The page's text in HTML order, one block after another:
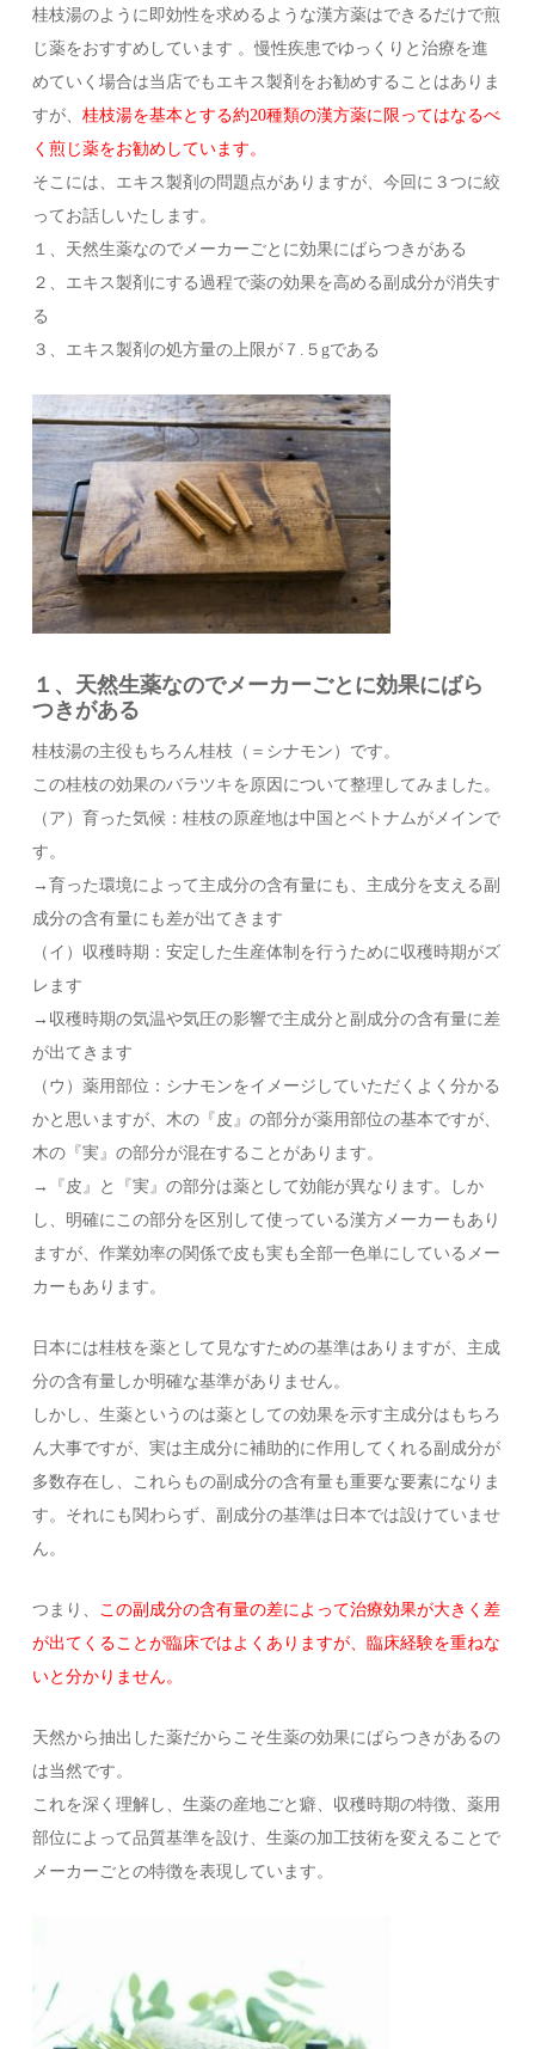
桂枝湯のように即効性を求めるような漢方薬はできるだけで煎
じ薬をおすすめしています 。慢性疾患でゆっくりと治療を進
めていく場合は当店でもエキス製剤をお勧めすることはありま
すが、桂枝湯を基本とする約20種類の漢方薬に限ってはなるべ
く煎じ薬をお勧めしています。
そこには、エキス製剤の問題点がありますが、今回に３つに絞
ってお話しいたします。
１、天然生薬なのでメーカーごとに効果にばらつきがある
２、エキス製剤にする過程で薬の効果を高める副成分が消失す
る
３、エキス製剤の処方量の上限が７.５gである
１、天然生薬なのでメーカーごとに効果にばら
つきがある
桂枝湯の主役もちろん桂枝（＝シナモン）です。
この桂枝の効果のバラツキを原因について整理してみました。
（ア）育った気候：桂枝の原産地は中国とベトナムがメインで
す。
→育った環境によって主成分の含有量にも、主成分を支える副
成分の含有量にも差が出てきます
（イ）収穫時期：安定した生産体制を行うために収穫時期がズ
レます
→収穫時期の気温や気圧の影響で主成分と副成分の含有量に差
が出てきます
（ウ）薬用部位：シナモンをイメージしていただくよく分かる
かと思いますが、木の『皮』の部分が薬用部位の基本ですが、
木の『実』の部分が混在することがあります。
→『皮』と『実』の部分は薬として効能が異なります。しか
し、明確にこの部分を区別して使っている漢方メーカーもあり
ますが、作業効率の関係で皮も実も全部一色単にしているメー
カーもあります。
日本には桂枝を薬として見なすための基準はありますが、主成
分の含有量しか明確な基準がありません。
しかし、生薬というのは薬としての効果を示す主成分はもちろ
ん大事ですが、実は主成分に補助的に作用してくれる副成分が
多数存在し、これらもの副成分の含有量も重要な要素になりま
す。それにも関わらず、副成分の基準は日本では設けていませ
ん。
つまり、 この副成分の含有量の差によって治療効果が大きく差
が出てくることが臨床ではよくありますが、臨床経験を重ねな
いと分かりません。
天然から抽出した薬だからこそ生薬の効果にばらつきがあるの
は当然です。
これを深く理解し、生薬の産地ごと癖、収穫時期の特徴、薬用
部位によって品質基準を設け、生薬の加工技術を変えることで
メーカーごとの特徴を表現しています。